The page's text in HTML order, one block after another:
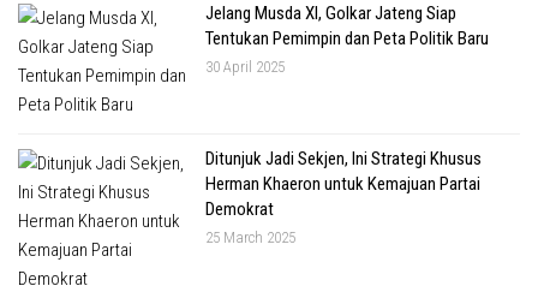
Jelang Musda XI, Golkar Jateng Siap
Tentukan Pemimpin dan Peta Politik Baru
30 April 2025
Ditunjuk Jadi Sekjen, Ini Strategi Khusus
Herman Khaeron untuk Kemajuan Partai
Demokrat
25 March 2025